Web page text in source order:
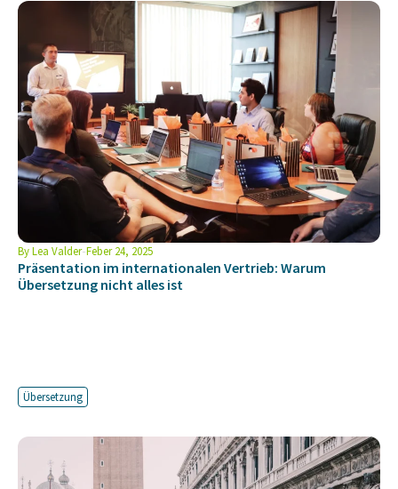
ByLea Valder Feber 24, 2025
Präsentation im internationalen Vertrieb: Warum
Übersetzung nicht alles ist
Übersetzung